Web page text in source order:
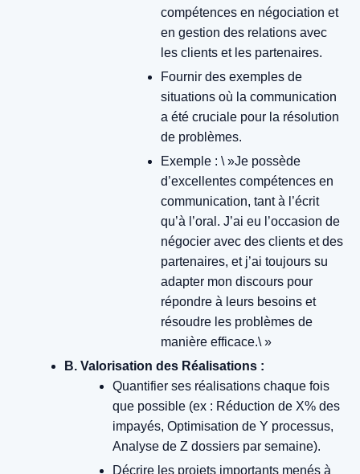
compétences en négociation et
en gestion des relations avec
les clients et les partenaires.
Fournir des exemples de
situations où la communication
a été cruciale pour la résolution
de problèmes.
Exemple : \ »Je possède
d’excellentes compétences en
communication, tant à l’écrit
qu’à l’oral. J’ai eu l’occasion de
négocier avec des clients et des
partenaires, et j’ai toujours su
adapter mon discours pour
répondre à leurs besoins et
résoudre les problèmes de
manière efficace.\ »
B. Valorisation des Réalisations :
Quantifier ses réalisations chaque fois
que possible (ex : Réduction de X% des
impayés, Optimisation de Y processus,
Analyse de Z dossiers par semaine).
Décrire les projets importants menés à